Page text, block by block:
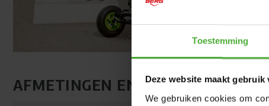
Toestemming
Deze website maakt gebruik
We gebruiken cookies om
AFMETINGEN EN DETAILS